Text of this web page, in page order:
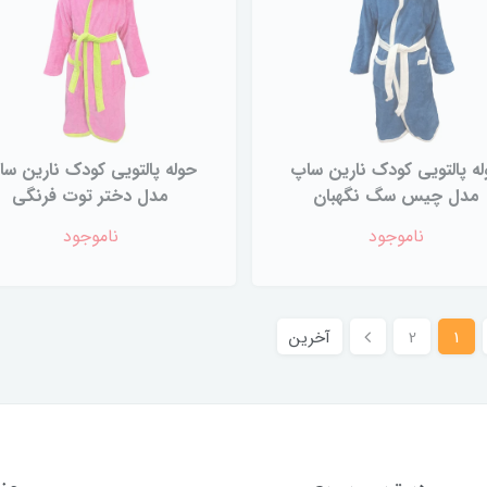
پالتویی کودک نارین ساپ
مدل چیس سگ نگهبان
ناموجود
حوله پالتویی کودک نارین
مدل دختر توت فرنگی
ناموجود
1
2 آخرین